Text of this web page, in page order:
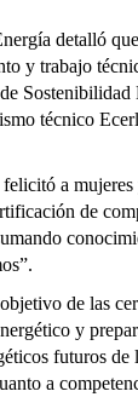
detalló
y trabajo
técnico
a
de
de las
y
futuros
a